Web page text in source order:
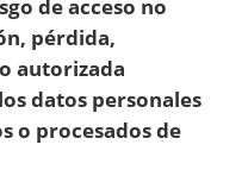
pérdida,
autorizada
datos personales
o procesados de